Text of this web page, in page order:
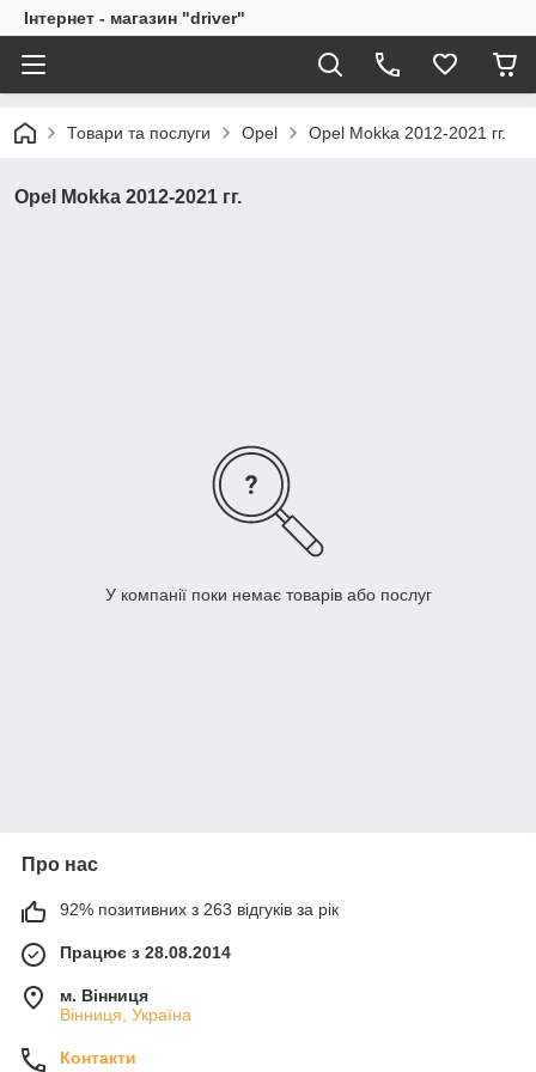
Інтернет - магазин "driver"
Товари та послуги Opel Opel Mokka 2012-2021 гг.
Opel Mokka 2012-2021 гг.
У компанії поки немає товарів або послуг
Про нас
92% позитивних з 263 відгуків за рік
Працює з 28.08.2014
м. Вінниця
Вінниця, Україна
Контакти